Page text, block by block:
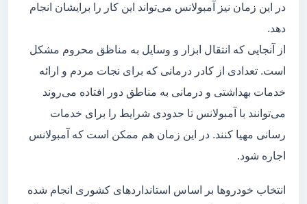
در این زمان نیز آمبولانس می‌تواند این کار را برایشان انجام
دهد.
از آنجایی که انتقال ابزار و وسایل به مناظق محروم مشکل
است. تعدادی از کادر درمانی که برای نجات مردم و ارائه
خدمات بهداشتی و درمانی به مناطق دور افتاده می‌روند
می‌توانند با آمبولانس تا حدودی شرایط را برای خدمات
رسانی مهیا کنند. در این زمان هم ممکن است که آمبولانس
اجاره شود.
انتخاب خودروها بر اساس استانداردهای کشوری انجام شده